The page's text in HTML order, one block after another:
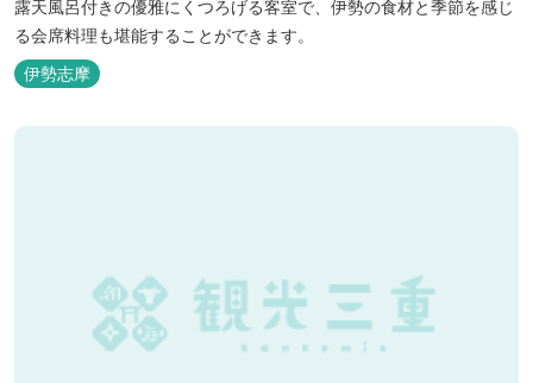
露天風呂付きの優雅にくつろげる客室で、伊勢の食材と季節を感じ
る会席料理も堪能することができます。
伊勢志摩